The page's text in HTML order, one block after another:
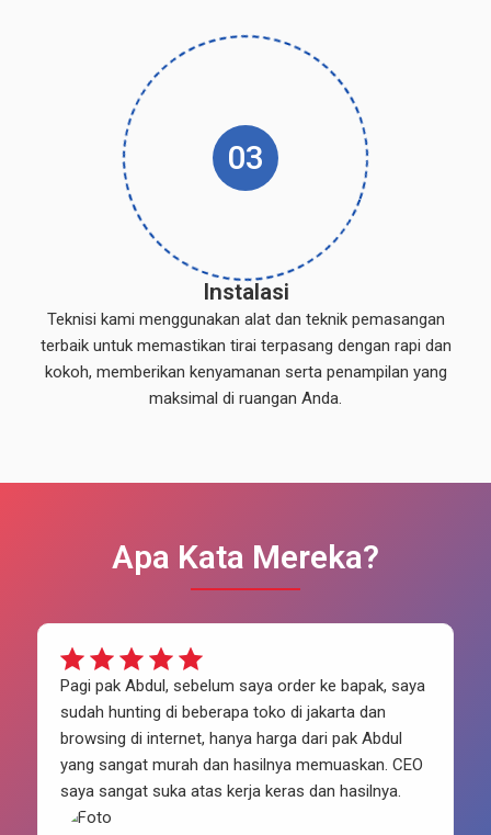
03
Instalasi
Teknisi kami menggunakan alat dan teknik pemasangan
terbaik untuk memastikan tirai terpasang dengan rapi dan
kokoh, memberikan kenyamanan serta penampilan yang
maksimal di ruangan Anda.
Apa Kata Mereka?
Pagi pak Abdul, sebelum saya order ke bapak, saya
sudah hunting di beberapa toko di jakarta dan
browsing di internet, hanya harga dari pak Abdul
yang sangat murah dan hasilnya memuaskan. CEO
saya sangat suka atas kerja keras dan hasilnya.